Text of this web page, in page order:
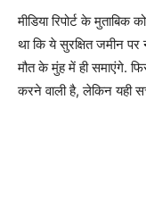
मीडिया रिपोर्ट के
था कि ये सुरक्षित जमीन पर
मौत के मुंह में ही समाएंगे.
करने वाली है, लेकिन यही